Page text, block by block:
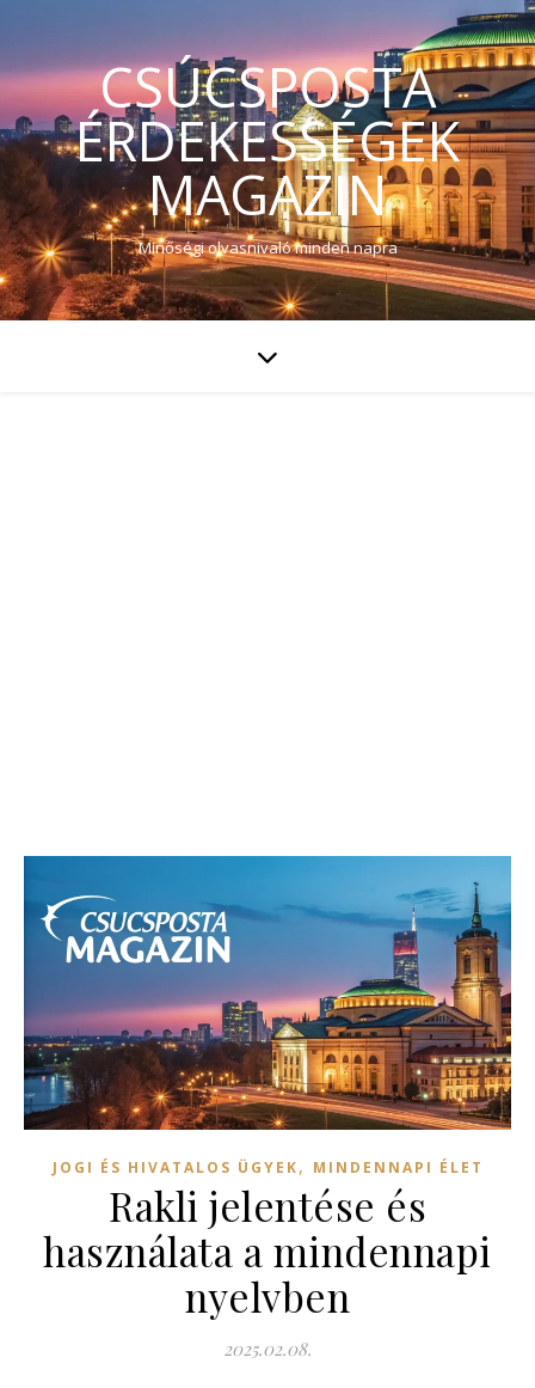
CSÚCSPOSTA
ÉRDEKESSÉGEK
MAGAZIN
Minőségi olvasnivaló minden napra
JOGI ÉS HIVATALOS ÜGYEK, MINDENNAPI ÉLET
Rakli jelentése és
használata a mindennapi
nyelvben
2025.02.08.